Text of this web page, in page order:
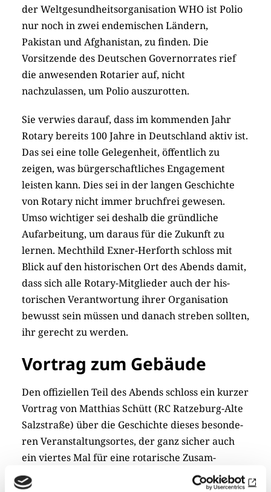
der Weltgesundheitsorganisation WHO ist Polio
nur noch in zwei endemischen Ländern,
Pakistan und Afghanistan, zu finden. Die
Vorsitzende des Deutschen Governorrates rief
die anwesenden Rotarier auf, nicht
nachzulassen, um Polio ­auszurotten.
Sie verwies darauf, dass im kommenden Jahr
Rotary bereits 100 Jahre in Deutschland aktiv ist.
Das sei eine tolle Gelegenheit, öffentlich zu
zeigen, was bürgerschaftliches Engagement
leisten kann. Dies sei in der langen Geschichte
von Rotary nicht immer bruchfrei gewesen.
Umso wichtiger sei deshalb die gründliche
Aufarbeitung, um daraus für die Zukunft zu
lernen. Mechthild Exner-Herforth schloss mit
Blick auf den historischen Ort des Abends damit,
dass sich alle Rotary-Mitglieder auch der his-
torischen Verantwortung ihrer Organisation
bewusst sein müssen und danach streben sollten,
ihr gerecht zu werden.
Vortrag zum Gebäude
Den offiziellen Teil des Abends schloss ein kurzer
Vortrag von Matthias Schütt (RC Ratzeburg-Alte
Salzstraße) über die Geschichte dieses beson­de­
ren Veranstaltungsortes, der ganz sicher auch
ein viertes Mal für eine ro­ta­rische Zusam­
menkunft genutzt werden wird.